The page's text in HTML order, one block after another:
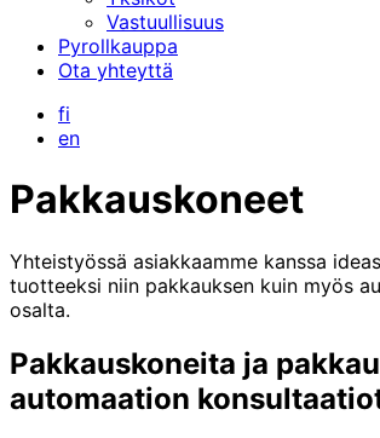
Vastuullisuus
Pyrollkauppa
Ota yhteyttä
fi
en
Pakkauskoneet
Yhteistyössä asiakkaamme kanssa
tuotteeksi niin pakkauksen kuin myös
osalta.
Pakkaus­koneita ja
automaation